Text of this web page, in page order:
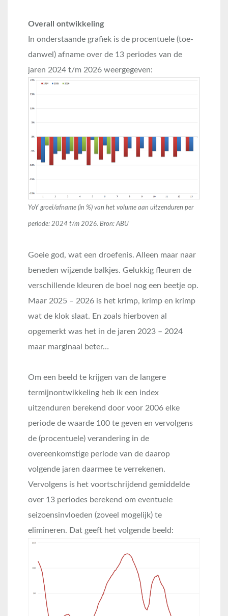
Overall ontwikkeling
In onderstaande grafiek is de procentuele (toe-
danwel) afname over de 13 periodes van de
jaren 2024 t/m 2026 weergegeven:
YoY groei/afname (in %) van het volume aan uitzenduren per
periode: 2024 t/m 2026. Bron: ABU
Goeie god, wat een droefenis. Alleen maar naar
beneden wijzende balkjes. Gelukkig fleuren de
verschillende kleuren de boel nog een beetje op.
Maar 2025 – 2026 is het krimp, krimp en krimp
wat de klok slaat. En zoals hierboven al
opgemerkt was het in de jaren 2023 – 2024
maar marginaal beter…
Om een beeld te krijgen van de langere
termijnontwikkeling heb ik een index
uitzenduren berekend door voor 2006 elke
periode de waarde 100 te geven en vervolgens
de (procentuele) verandering in de
overeenkomstige periode van de daarop
volgende jaren daarmee te verrekenen.
Vervolgens is het voortschrijdend gemiddelde
over 13 periodes berekend om eventuele
seizoensinvloeden (zoveel mogelijk) te
elimineren. Dat geeft het volgende beeld: